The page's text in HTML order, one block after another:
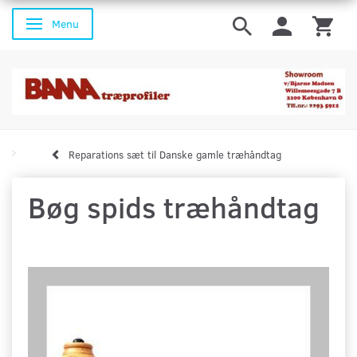
Skifte navigation
Menu
Reparations sæt til Danske gamle træhåndtag
Bøg spids træhåndtag